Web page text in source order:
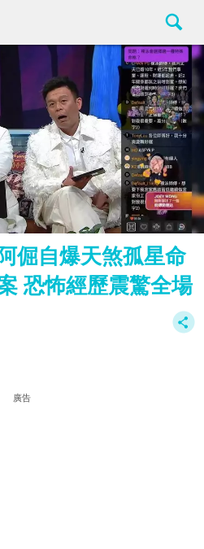
倔自爆天煞孤星命
恐怖經歷震驚全場
廣告